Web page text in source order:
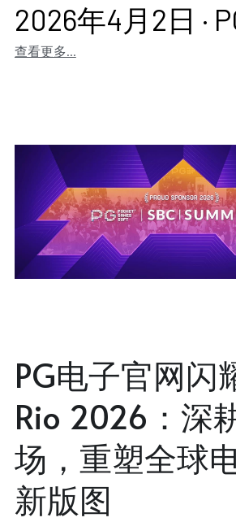
2026年4月2日 ·
查看更多...
PG电子官网闪
Rio 2026：深
场，重塑全球
新版图